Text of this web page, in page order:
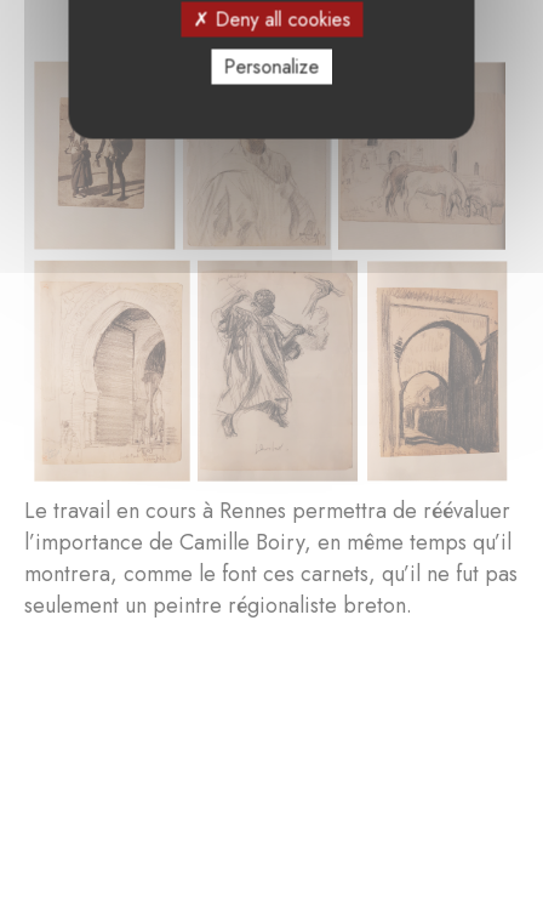
Le travail en cours à Rennes permettra de réévaluer
l’importance de Camille Boiry, en même temps qu’il
montrera, comme le font ces carnets, qu’il ne fut pas
seulement un peintre régionaliste breton.
Deny all cookies
Personalize